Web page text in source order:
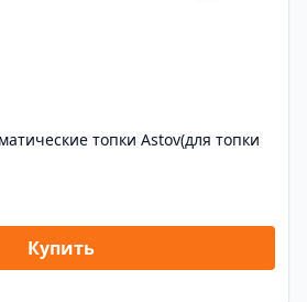
топки Astov(для топки
Купить